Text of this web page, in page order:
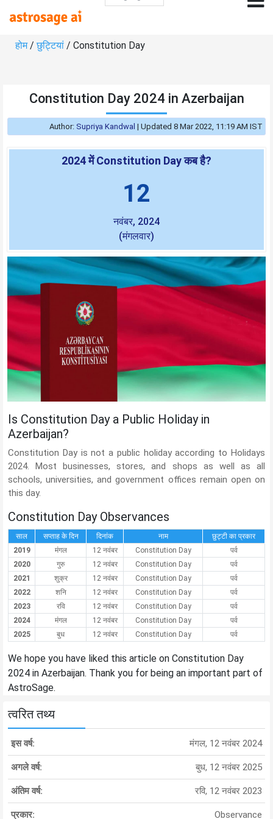
होम/छुट्टियां / Constitution Day
Constitution Day 2024 in Azerbaijan
Author: Supriya Kandwal | Updated 8 Mar 2022, 11:19 AM IST
2024 में Constitution Day कब है?
12
नवंबर, 2024
(मंगलवार)
Is Constitution Day a Public Holiday in
Azerbaijan?
Constitution Day is not a public holiday according to Holidays
2024. Most businesses, stores, and shops as well as all
schools, universities, and government offices remain open on
this day.
Constitution Day Observances
साल सप्ताह के दिन दिनांक नाम
छुट्टी का प्रकार
2019
मंगल 12 नवंबर Constitution Day
पर्व
2020
गुरु 12 नवंबर Constitution Day
पर्व
2021
शुक्र 12 नवंबर Constitution Day
पर्व
2022
शनि 12 नवंबर Constitution Day
पर्व
2023
रवि 12 नवंबर Constitution Day
पर्व
2024
मंगल 12 नवंबर Constitution Day
पर्व
2025
बुध 12 नवंबर Constitution Day पर्व
We hope you have liked this article on Constitution Day
2024 in Azerbaijan. Thank you for being an important part of
AstroSage.
त्वरित तथ्य
इस वर्ष: मंगल, 12 नवंबर 2024
अगले वर्ष: बुध, 12 नवंबर 2025
अंतिम वर्ष: रवि, 12 नवंबर 2023
प्रकार: Observance